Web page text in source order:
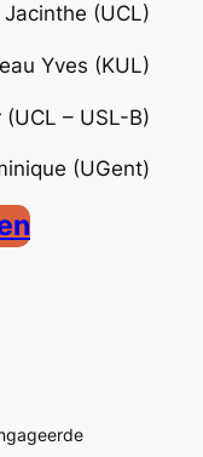
(UCL)
Yves (KUL)
– USL-B)
(UGent)